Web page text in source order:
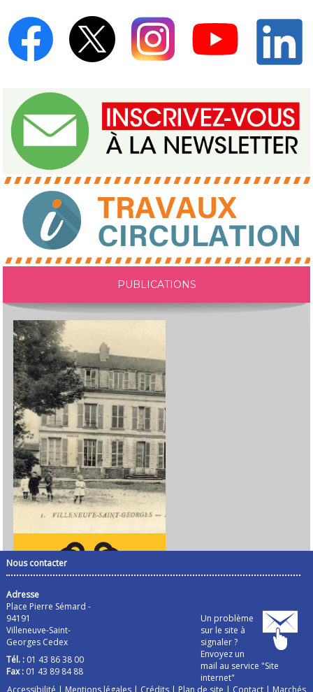
PUBLICATIONS
Nous contacter
Adresse
Place Pierre Sémard -
94191
Villeneuve-Saint-
Georges Cedex
Tél. :01 43 86 38 00
Fax :01 43 89 84 88
Un problème
sur le site à
signaler ?
Envoyez un
mail au service "Site
internet"
Accessibilité | Mentions légales | Crédits | Plan de site | Contact | Marchés